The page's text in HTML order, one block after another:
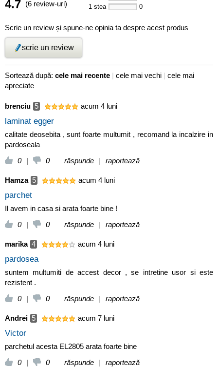
4.7 (6 review-uri)
1 stea
0
Scrie un review și spune-ne opinia ta despre acest produs
scrie un review
Sortează după: cele mai recente | cele mai vechi | cele mai
apreciate
brenciu 5 acum 4 luni
laminat egger
calitate deosebita , sunt foarte multumit , recomand la incalzire in
pardoseala
0
| 0 răspunde | raportează
Hamza 5 acum 4 luni
parchet
Il avem in casa si arata foarte bine !
0
| 0 răspunde | raportează
marika 4 acum 4 luni
pardosea
suntem multumiti de accest decor , se intretine usor si este
rezistent .
0
| 0 răspunde | raportează
Andrei 5 acum 7 luni
Victor
parchetul acesta EL2805 arata foarte bine
0
| 0 răspunde | raportează